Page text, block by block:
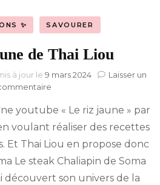
✨ SAVOURER
de Thai Liou
à jour le 9 mars 2024
Laisser un
Riz
Jaune
Thai
Liou
youtube « Le riz jaune » par
voulant réaliser des recettes
Et Thai Liou en propose donc
Le steak Chaliapin de Soma
découvert son univers de la